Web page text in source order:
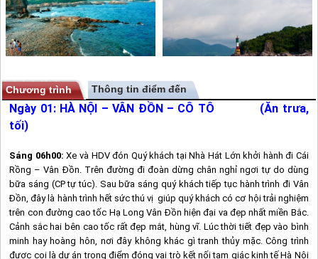
Chương trình Thông tin điểm đến
Ngày 01: HÀ NỘI –VÂN ĐỒN– CÔ TÔ (Ăn trưa,
tối)
Sáng 06h00: Xe và HDV đón Quý khách tại Nhà Hát Lớn khởi hành đi Cái
Rồng –Vân Đồn. Trên đường đi đoàn dừng chân nghỉ ngơi tự do dùng
bữa sáng (CP tự túc). Sau bữa sáng quý khách tiếp tục hành trình đi Vân
Đồn, đây là hành trình hết sức thú vị giúp quý khách có cơ hội trải nghiệm
trên con đường cao tốc Hạ LongVân Đồn hiện đại va đẹp nhất miền Bắc.
Cảnh sắc hai bên cao tốc rất đẹp mắt, hùng vĩ. Lúc thời tiết đẹp vào bình
minh hay hoàng hôn, nơi đây không khác gì tranh thủy mặc. Công trình
được coi là dự án trọng điểm đóng vai trò kết nối tam giác kinh tế Hà Nội